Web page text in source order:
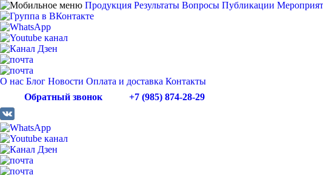
Продукция Результаты Вопросы Публикации
О нас Блог Новости Оплата и доставка Контакты
Обратный звонок
+7 (985) 874-28-29